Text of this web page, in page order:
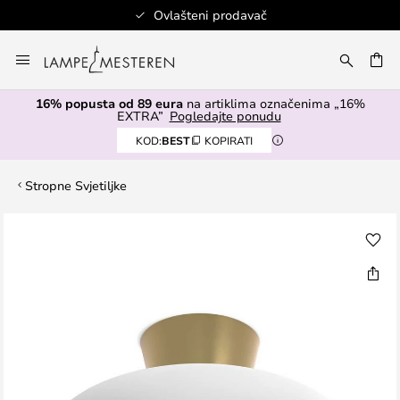
Ovlašteni prodavač
to
Content
16% popusta od 89 eurana artiklima označenima „16%
EXTRA” Pogledajte ponudu
KOD:BEST KOPIRATI
Stropne Svjetiljke